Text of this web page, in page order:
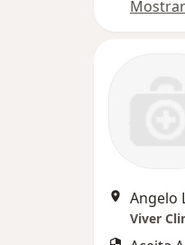
Angelo
Viver